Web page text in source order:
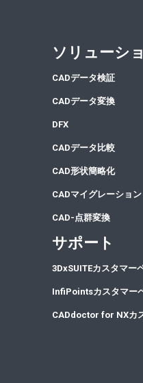
ソリューシ
CADデータ検証
CADデータ変換
DFX
CADデータ比較
CAD形状簡略化
CADマイグレーション
CAD-点群変換
サポート
3DxSUITEカスタマー
InfiPointsカスタマー
CADdoctor for NXカ